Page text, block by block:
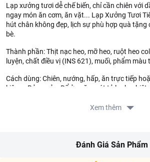
Lạp xưởng tươi dễ chế biến, chỉ cần chiên với
ngay món ăn cơm, ăn vặt... Lạp Xưởng Tươi
hút chân không đẹp, lịch sự phù hợp quà tặng
bè.
Thành phần: Thịt nạc heo, mỡ heo, ruột heo
luyện, chất điều vị (INS 621), muối, phẩm
Cách dùng: Chiên, nướng, hấp, ăn trực tiếp
kiệu,... Bảo quản: Để ở ngăn mát tủ lạnh, nhiệt
đơn hàng của Quý khách, vui lòng xem
Xem thêm
Đánh Giá Sản Phẩm